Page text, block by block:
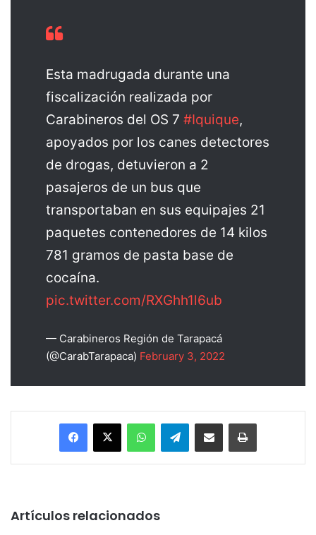
Esta madrugada durante una
fiscalización realizada por
Carabineros del OS 7 #Iquique,
apoyados por los canes detectores
de drogas, detuvieron a 2
pasajeros de un bus que
transportaban en sus equipajes 21
paquetes contenedores de 14 kilos
781 gramos de pasta base de
cocaína.
pic.twitter.com/RXGhh1l6ub
— Carabineros Región de Tarapacá
(@CarabTarapaca) February 3, 2022
Facebook
X WhatsAppTelegramEnviar vía email Imprimir
Artículos relacionados